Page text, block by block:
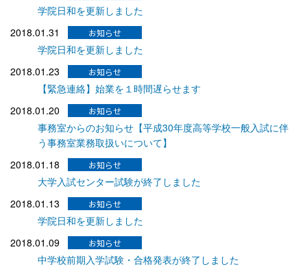
学院日和を更新しました
2018.01.31
学院日和を更新しました
2018.01.23
【緊急連絡】始業を１時間遅らせます
2018.01.20
事務室からのお知らせ【平成30年度高等学校一般入試に伴
う事務室業務取扱いについて】
2018.01.18
大学入試センター試験が終了しました
2018.01.13
学院日和を更新しました
2018.01.09
中学校前期入学試験・合格発表が終了しました